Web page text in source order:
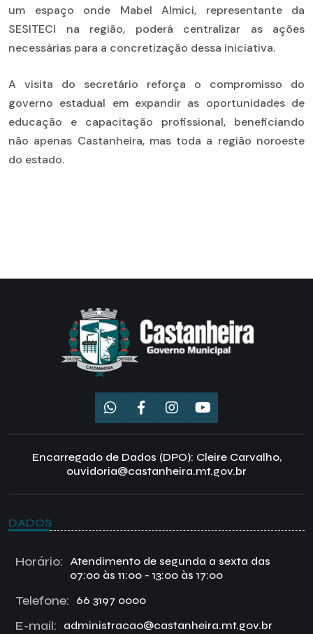
um espaço onde Mabel Almici, representante da
SESITECI na região, poderá centralizar as ações
necessárias para a concretização dessa iniciativa.
A visita do secretário reforça o compromisso do
governo estadual em expandir as oportunidades de
educação e capacitação profissional, beneficiando
não apenas Castanheira, mas toda a região noroeste
do estado.
Encarregado de Dados (DPO): Cleire Carvalho,
ouvidoria@castanheira.mt.gov.br
DADOS
Horário:
Atendimento de segunda a sexta das
07:00 às 11:00 - 13:00 às 17:00
Telefone: 66 3197 0000
E-mail: administracao@castanheira.mt.gov.br